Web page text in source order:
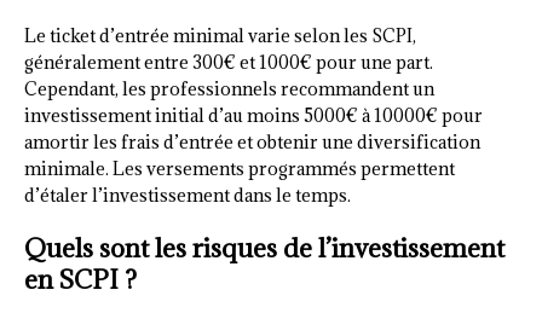
Le ticket d’entrée minimal varie selon les SCPI,
généralement entre 300€ et 1000€ pour une part.
Cependant, les professionnels recommandent un
investissement initial d’au moins 5000€ à 10000€ pour
amortir les frais d’entrée et obtenir une diversification
minimale. Les versements programmés permettent
d’étaler l’investissement dans le temps.
Quels sont les risques de l’investissement
en SCPI ?